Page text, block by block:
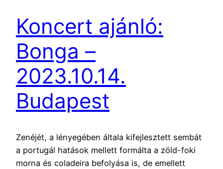
Koncert ajánló:
Bonga –
2023.10.14.
Budapest
Zenéjét, a lényegében általa kifejlesztett sembát
a portugál hatások mellett formálta a zöld-foki
morna és coladeira befolyása is, de emellett